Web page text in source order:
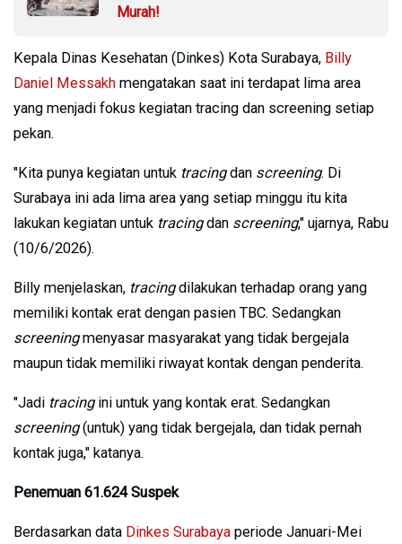
Murah!
Kepala Dinas Kesehatan (Dinkes) Kota Surabaya, Billy
Daniel Messakh mengatakan saat ini terdapat lima area
yang menjadi fokus kegiatan tracing dan screening setiap
pekan.
"Kita punya kegiatan untuk tracingdan screening. Di
Surabaya ini ada lima area yang setiap minggu itu kita
lakukan kegiatan untuk tracingdan screening," ujarnya, Rabu
(10/6/2026).
Billy menjelaskan, tracingdilakukan terhadap orang yang
memiliki kontak erat dengan pasien TBC. Sedangkan
screeningmenyasar masyarakat yang tidak bergejala
maupun tidak memiliki riwayat kontak dengan penderita.
"Jadi tracingini untuk yang kontak erat. Sedangkan
screening(untuk) yang tidak bergejala, dan tidak pernah
kontak juga," katanya.
Penemuan 61.624 Suspek
Berdasarkan data Dinkes Surabaya periode Januari-Mei